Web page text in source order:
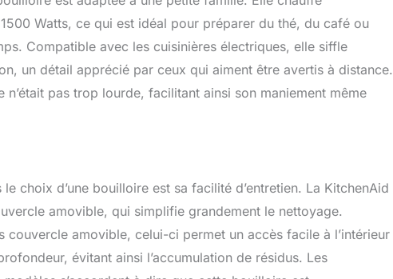
Watts, ce qui est idéal pour préparer du thé, du café ou
Compatible avec les cuisinières électriques, elle siffle
un détail apprécié par ceux qui aiment être avertis à distance.
n’était pas trop lourde, facilitant ainsi son maniement même
choix d’une bouilloire est sa facilité d’entretien. La KitchenAid
amovible, qui simplifie grandement le nettoyage.
couvercle amovible, celui-ci permet un accès facile à l’intérieur
évitant ainsi l’accumulation de résidus. Les